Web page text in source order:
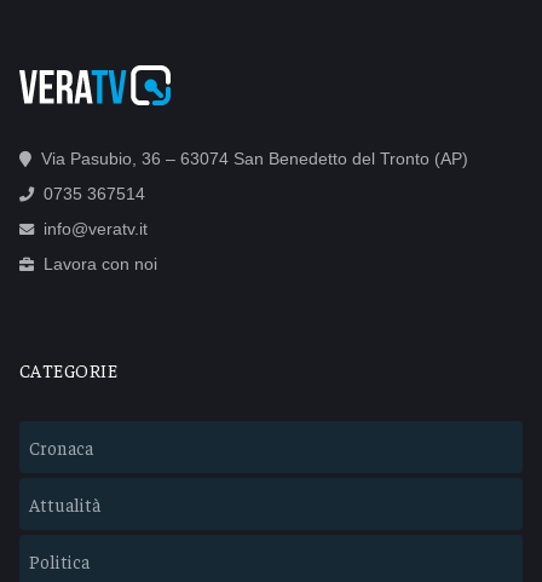
Via Pasubio, 36 – 63074 San Benedetto del Tronto (AP)
0735 367514
info@veratv.it
Lavora con noi
CATEGORIE
Cronaca
Attualità
Politica